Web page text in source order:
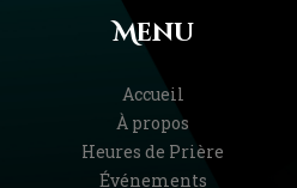
Menu
Accueil
À propos
Heures de Prière
Événements